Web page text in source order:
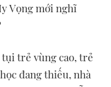
Vọng mới nghĩ
trẻ vùng cao, trẻ
đang thiếu, nhà